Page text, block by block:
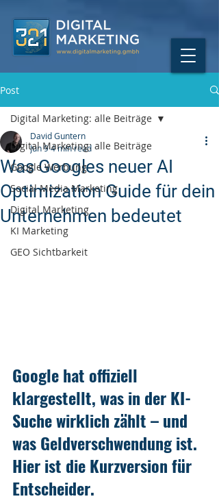
Post
Digital Marketing: alle Beiträge
Google Werbung
Social Media Marketing
Digital Marketing
KI Marketing
GEO Sichtbarkeit
Digital Marketing: alle Beiträge
Was Googles neuer AI
Optimization Guide für dein
Unternehmen bedeutet
David Guntern
Jun 94 min read
Google hat offiziell
klargestellt, was in der KI-
Suche wirklich zählt – und
was Geldverschwendung ist.
Hier ist die Kurzversion für
Entscheider.